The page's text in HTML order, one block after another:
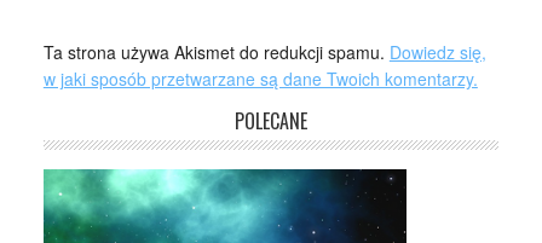
Ta strona używa Akismet do redukcji spamu. Dowiedz się,
w jaki sposób przetwarzane są dane Twoich komentarzy.
POLECANE